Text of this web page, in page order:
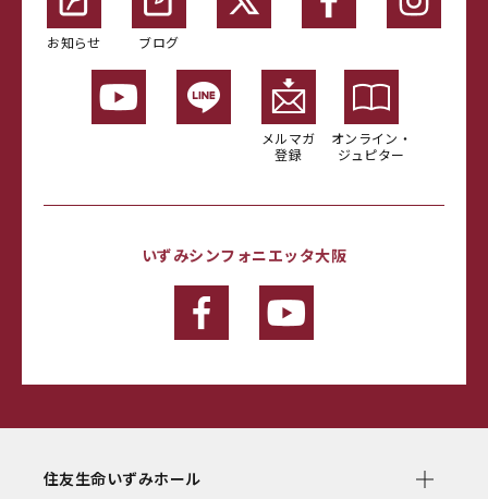
お知らせ ブログ
メルマガ
登録
オンライン・
ジュピター
いずみシンフォニエッタ大阪
住友生命いずみホール